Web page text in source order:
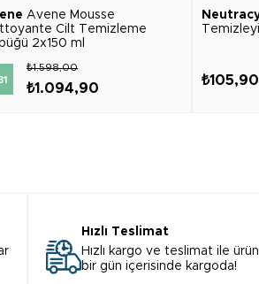
Avene Mousse
Cilt Temizleme
2x150 ml
₺1.094,90
₺1.598,00
₺105,90
Hızlı Teslimat
Hızlı kargo ve teslimat ile
bir gün içerisinde kargoda!